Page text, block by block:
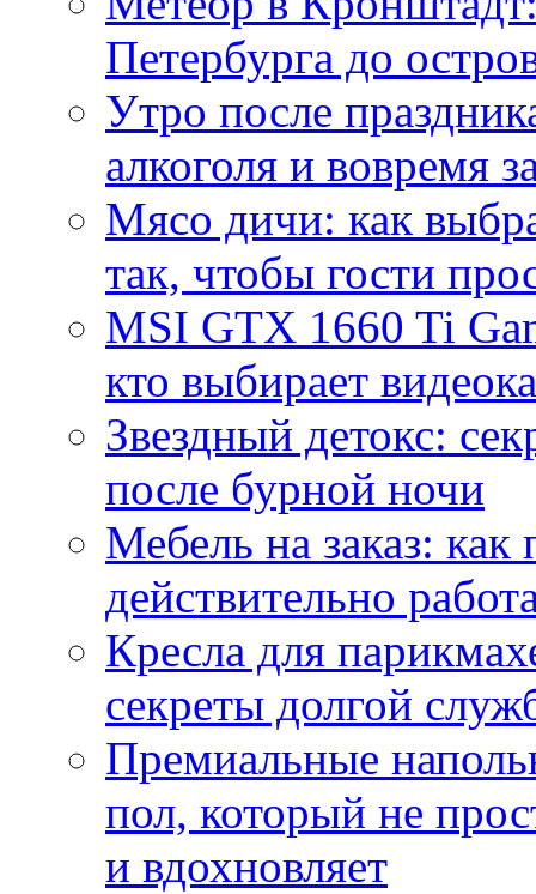
Петербурга до
Утро после
алкоголя и вовремя
Мясо дичи: как
так, чтобы гости
MSI GTX 1660 Ti
кто выбирает
Звездный детокс:
после бурной ночи
Мебель на заказ:
действительно
Кресла для
секреты долгой
Премиальные
пол, который не
и вдохновляет